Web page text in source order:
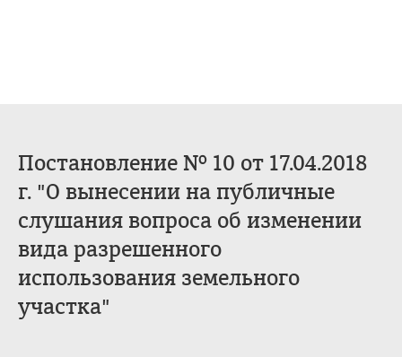
Постановление № 10 от 17.04.2018
г. "О вынесении на публичные
слушания вопроса об изменении
вида разрешенного
использования земельного
участка"